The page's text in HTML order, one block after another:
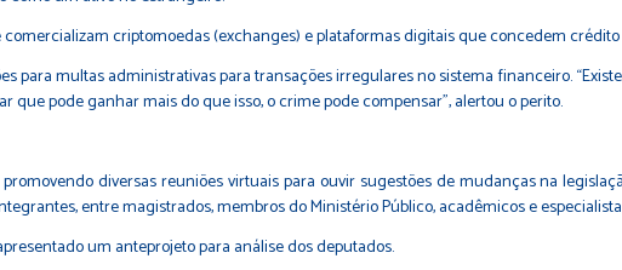
criptomoedas (exchanges) e plataformas digitais que concedem
para multas administrativas para transações irregulares no sistema financeiro.
que pode ganhar mais do que isso, o crime pode compensar”, alertou o perito.
diversas reuniões virtuais para ouvir sugestões de mudanças na
entre magistrados, membros do Ministério Público, acadêmicos e
um anteprojeto para análise dos deputados.